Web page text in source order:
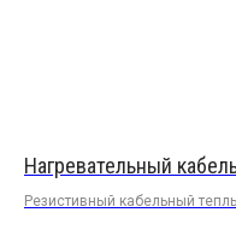
Нагревательный
Резистивный кабельный